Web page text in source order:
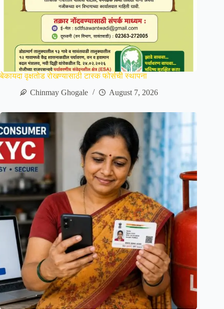
बेकायदा वृक्षतोड रोखण्यासाठी टास्क फोर्सची स्थापना
Chinmay Ghogale
August 7, 2026